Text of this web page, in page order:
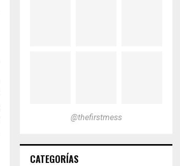
@thefirstmess
CATEGORÍAS